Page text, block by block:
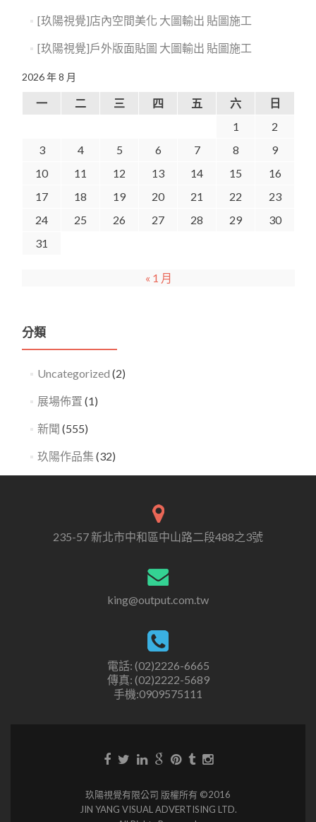
[玖陽視覺]店內空間美化 大圖輸出 貼圖施工
[玖陽視覺]戶外版面貼圖 大圖輸出 貼圖施工
2026 年 8 月
一 二 三 四 五 六
日
1
2
3
4 5 6 7 8
9
10
11 12 13 14 15
16
17
18 19 20 21 22
23
24
25 26 27 28 29
30
31
« 1 月
分類
Uncategorized (2)
展場佈置 (1)
新聞 (555)
玖陽作品集 (32)
235-57 新北市中和區中山路二段488之3號
king@output.com.tw
電話: (02)2226-6665
傳真: (02)2222-5689
手機:0909575111
玖陽視覺有限公司 版權所有 ©2016
JIN YANG VISUAL ADVERTISING LTD.